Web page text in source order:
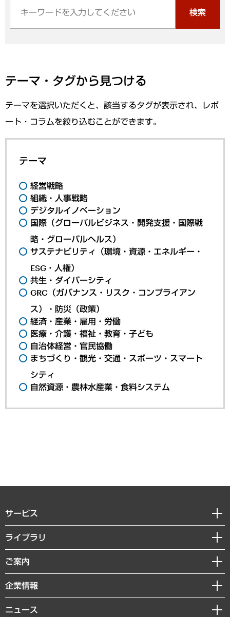
検索
テーマ・タグから見つける
テーマを選択いただくと、該当するタグが表示され、レポ
ート・コラムを絞り込むことができます。
テーマ
経営戦略
組織・人事戦略
デジタルイノベーション
国際（グローバルビジネス・開発支援・国際戦
略・グローバルヘルス）
サステナビリティ（環境・資源・エネルギー・
ESG・人権）
共生・ダイバーシティ
GRC（ガバナンス・リスク・コンプライアン
ス）・防災（政策）
経済・産業・雇用・労働
医療・介護・福祉・教育・子ども
自治体経営・官民協働
まちづくり・観光・交通・スポーツ・スマート
シティ
自然資源・農林水産業・食料システム
サービス
経営戦略
組織・人事戦略
デジタルイノベーション
共生・ダイバーシティ
ライブラリ
経済調査
レポート
コラム
ご案内
セミナー・イベント情報
MUFGビジネスセミナー
受託案件情報
企業情報
私たちの想い
ニュース